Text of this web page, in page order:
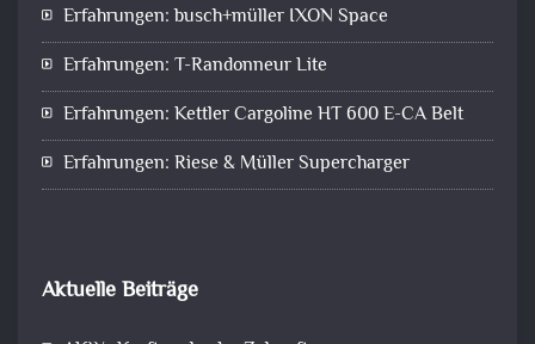
Erfahrungen: busch+müller IXON Space
Erfahrungen: T-Randonneur Lite
Erfahrungen: Kettler Cargoline HT 600 E-CA Belt
Erfahrungen: Riese & Müller Supercharger
Aktuelle Beiträge